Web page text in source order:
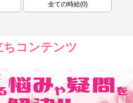
全ての時給(0)
ちコンテンツ